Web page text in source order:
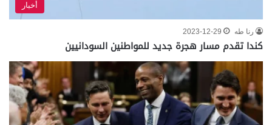
أخبار
رنا طه 2023-12-29
كندا تقدم مسار هجرة جديد للمواطنين السودانيين